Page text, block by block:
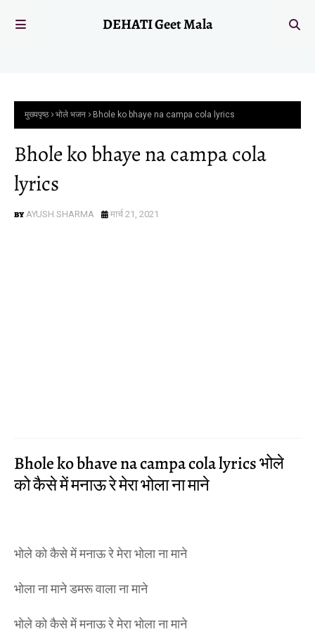
DEHATI Geet Mala
मुख्यपृष्ठ भोले भजन Bhole ko bhaye na campa cola lyrics
Bhole ko bhaye na campa cola
lyrics
AYUSH SHARMA मार्च 21, 2021
Bhole ko bhave na campa cola lyrics भोले
को कैसे में मनाऊ रे मेरा भोला ना माने
भोले को कैसे में मनाऊ रे मेरा भोला ना माने
भोला ना माने डमरू वाला ना माने
भोले को कैसे में मनाऊ रे मेरा भोला ना माने